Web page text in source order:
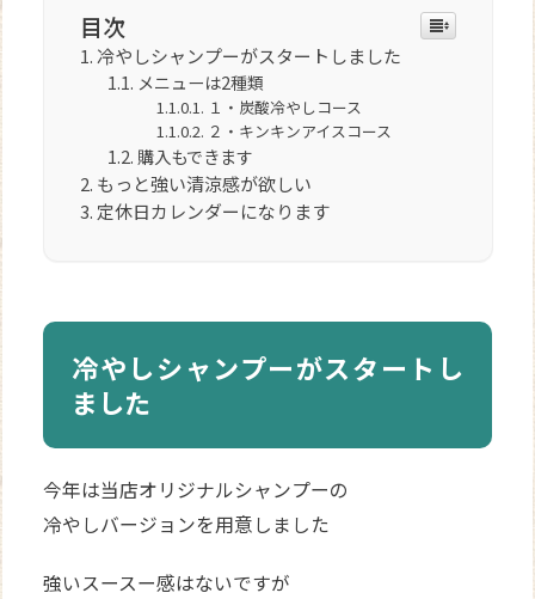
目次
冷やしシャンプーがスタートしました
メニューは2種類
１・炭酸冷やしコース
２・キンキンアイスコース
購入もできます
もっと強い清涼感が欲しい
定休日カレンダーになります
冷やしシャンプーがスタートし
ました
今年は当店オリジナルシャンプーの
冷やしバージョンを用意しました
強いスースー感はないですが